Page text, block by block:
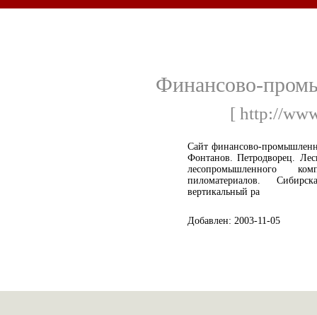
Финансово-
[ http://
Сайт финансово-
Фонтанов. Петродворец.
лесопромышленного
пиломатериалов.
вертикальный ра
Добавлен: 2003-11-05